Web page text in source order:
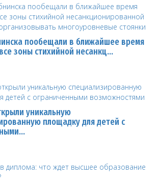
пообещали в ближайшее время
зоны стихийной несанкц…
уникальную
площадку для детей с